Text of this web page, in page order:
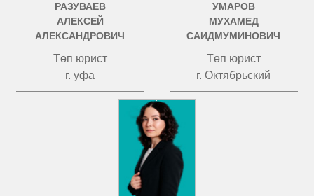
РАЗУВАЕВ
АЛЕКСЕЙ
АЛЕКСАНДРОВИЧ
Төп юрист
г. уфа
УМАРОВ
МУХАМЕД
САИДМУМИНОВИЧ
Төп юрист
г. Октябрьский